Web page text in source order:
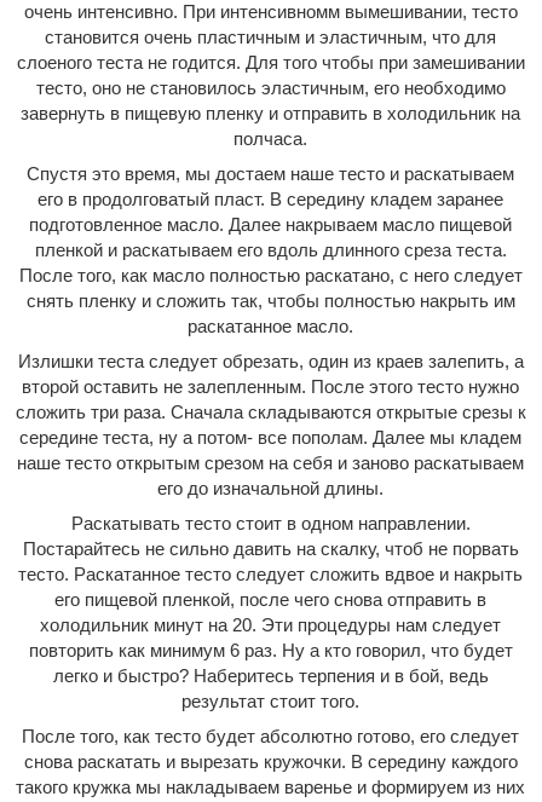
очень интенсивно. При интенсивномм вымешивании, тесто
становится очень пластичным и эластичным, что для
слоеного теста не годится. Для того чтобы при замешивании
тесто, оно не становилось эластичным, его необходимо
завернуть в пищевую пленку и отправить в холодильник на
полчаса.
Спустя это время, мы достаем наше тесто и раскатываем
его в продолговатый пласт. В середину кладем заранее
подготовленное масло. Далее накрываем масло пищевой
пленкой и раскатываем его вдоль длинного среза теста.
После того, как масло полностью раскатано, с него следует
снять пленку и сложить так, чтобы полностью накрыть им
раскатанное масло.
Излишки теста следует обрезать, один из краев залепить, а
второй оставить не залепленным. После этого тесто нужно
сложить три раза. Сначала складываются открытые срезы к
середине теста, ну а потом- все пополам. Далее мы кладем
наше тесто открытым срезом на себя и заново раскатываем
его до изначальной длины.
Раскатывать тесто стоит в одном направлении.
Постарайтесь не сильно давить на скалку, чтоб не порвать
тесто. Раскатанное тесто следует сложить вдвое и накрыть
его пищевой пленкой, после чего снова отправить в
холодильник минут на 20. Эти процедуры нам следует
повторить как минимум 6 раз. Ну а кто говорил, что будет
легко и быстро? Наберитесь терпения и в бой, ведь
результат стоит того.
После того, как тесто будет абсолютно готово, его следует
снова раскатать и вырезать кружочки. В середину каждого
такого кружка мы накладываем варенье и формируем из них